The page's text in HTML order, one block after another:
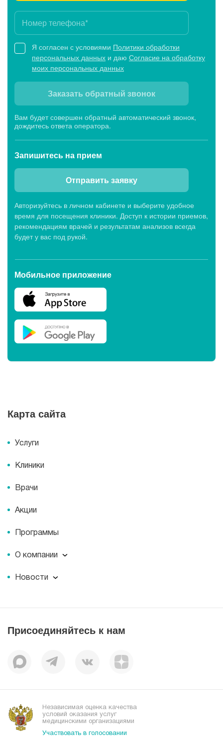
Я согласен с условиями Политики обработки
персональных данных и даю Согласие на обработку
моих персональных данных
Заказать обратный звонок
Вам будет совершен обратный автоматический звонок,
дождитесь ответа оператора.
Запишитесь на прием
Отправить заявку
Авторизуйтесь в личном кабинете и выберите удобное
время для посещения клиники. Доступ к истории приемов,
рекомендациям врачей и результатам анализов всегда
будет у вас под рукой.
Мобильное приложение
Карта сайта
Услуги
Клиники
Врачи
Акции
Программы
О компании
О компании
Пациентам
Миссия
Корпоративная социальная ответственность
Наши преимущества
Новости
Пресс-центр
Присоединяйтесь к нам
Независимая оценка качества
условий оказания услуг
медицинскими организациями
Участвовать в голосовании